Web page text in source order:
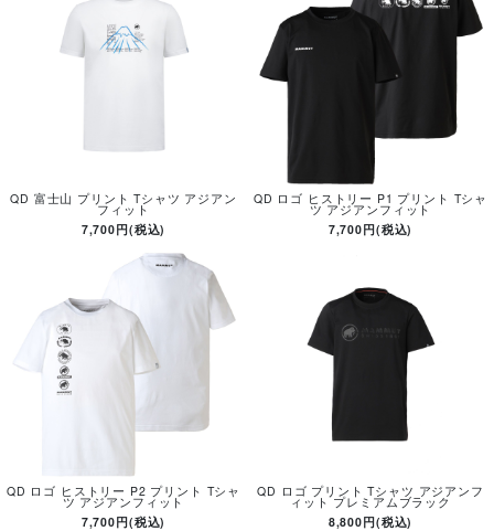
QD 富士山 プリント Tシャツ アジアン
フィット
7,700円(税込)
QD ロゴ ヒストリー P1 プリント Tシャ
ツ アジアンフィット
7,700円(税込)
QD ロゴ ヒストリー P2 プリント Tシャ
ツ アジアンフィット
7,700円(税込)
QD ロゴ プリント Tシャツ アジアンフ
ィット プレミアムブラック
8,800円(税込)